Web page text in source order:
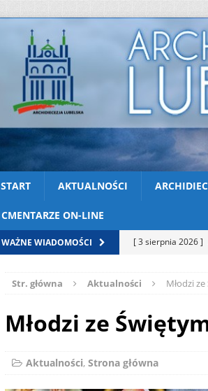
START AKTUALNOŚCI
CMENTARZE ON-LINE
WAŻNE WIADOMOŚCI [ 3 sierpnia 2026 ]
[ 2 sierpnia 2026 ]
[ 2 sierpnia 2026 ]
[ 2 sierpnia 2026 ]
12
AKTUALNOŚCI
Str. główna Aktualności Młodzi
Młodzi ze
Aktualności, Strona główna